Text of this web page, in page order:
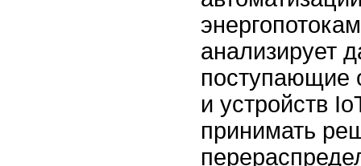
анализирует
поступающие
и устройств
принимать